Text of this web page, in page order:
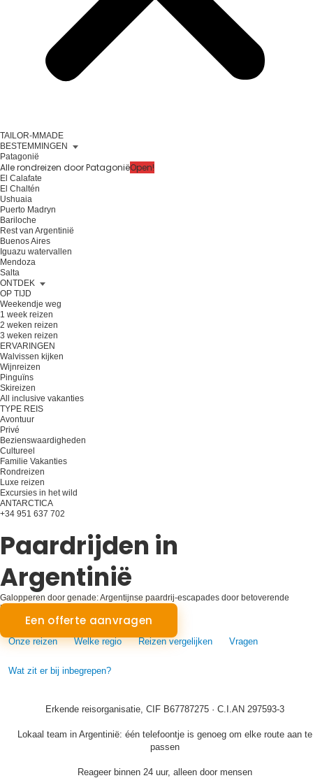
TAILOR-MMADE
BESTEMMINGEN
Patagonië
Alle rondreizen door PatagoniëOpen!
El Calafate
El Chaltén
Ushuaia
Puerto Madryn
Bariloche
Rest van Argentinië
Buenos Aires
Iguazu watervallen
Mendoza
Salta
ONTDEK
OP TIJD
Weekendje weg
1 week reizen
2 weken reizen
3 weken reizen
ERVARINGEN
Walvissen kijken
Wijnreizen
Pinguïns
Skireizen
All inclusive vakanties
TYPE REIS
Avontuur
Privé
Bezienswaardigheden
Cultureel
Familie Vakanties
Rondreizen
Luxe reizen
Excursies in het wild
ANTARCTICA
+34 951 637 702
Paardrijden in
Argentinië
Galopperen door genade: Argentijnse paardrij-escapades door betoverende
landschappen
Een offerte aanvragen
Onze reizen Welke regio Reizen vergelijken Vragen
Wat zit er bij inbegrepen?
Erkende reisorganisatie, CIF B67787275 · C.I.AN 297593-3
Lokaal team in Argentinië: één telefoontje is genoeg om elke route aan te
passen
Reageer binnen 24 uur, alleen door mensen